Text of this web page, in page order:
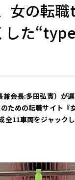
女の転
した
会長:多田弘實）が
ための転職サイト『
11車両をジャック